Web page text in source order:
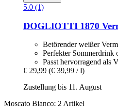
5.0 (1)
DOGLIOTTI 1870
Betörender weißer
Perfekter Sommerdrink
Passt hervorragend als
€ 29,99 (€ 39,99 / l)
Zustellung bis 11. August
Moscato Bianco: 2 Artikel